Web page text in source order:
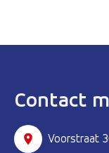
Contact
Voorstraat